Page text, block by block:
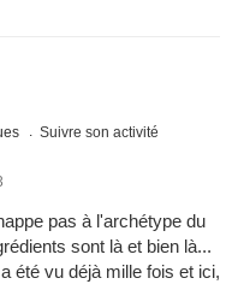
Suivre son activité
pas à l'archétype du
sont là et bien là...
été vu déjà mille fois et ici,